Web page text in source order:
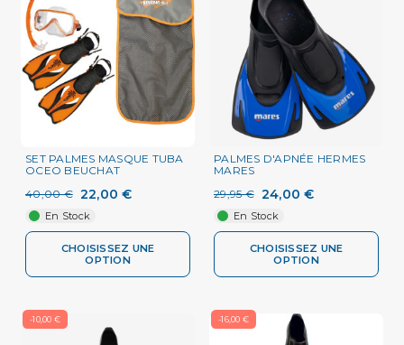
SET PALMES MASQUE TUBA
OCEO BEUCHAT
40,00 € 22,00 €
En Stock
CHOISISSEZ UNE
OPTION
PALMES D'APNÉE HERMES
MARES
29,95 € 24,00 €
En Stock
CHOISISSEZ UNE
OPTION
-10,00 € -16,00 €